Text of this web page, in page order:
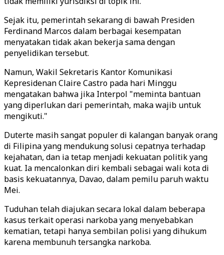
Sejak itu, pemerintah sekarang di bawah Presiden
Ferdinand Marcos dalam berbagai kesempatan
menyatakan tidak akan bekerja sama dengan
penyelidikan tersebut.
Namun, Wakil Sekretaris Kantor Komunikasi
Kepresidenan Claire Castro pada hari Minggu
mengatakan bahwa jika Interpol "meminta bantuan
yang diperlukan dari pemerintah, maka wajib untuk
mengikuti."
Duterte masih sangat populer di kalangan banyak orang
di Filipina yang mendukung solusi cepatnya terhadap
kejahatan, dan ia tetap menjadi kekuatan politik yang
kuat. Ia mencalonkan diri kembali sebagai wali kota di
basis kekuatannya, Davao, dalam pemilu paruh waktu
Mei.
Tuduhan telah diajukan secara lokal dalam beberapa
kasus terkait operasi narkoba yang menyebabkan
kematian, tetapi hanya sembilan polisi yang dihukum
karena membunuh tersangka narkoba.